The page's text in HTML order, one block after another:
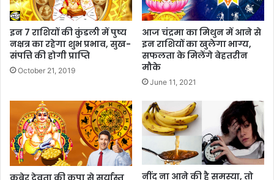
इन 7 राशियों की कुंडली में पुष्य
नक्षत्र का रहेगा शुभ प्रभाव, सुख-
संपत्ति की होगी प्राप्ति
October 21, 2019
आज चंद्रमा का मिथुन में आने से
इन राशियों का खुलेगा भाग्य,
सफलता के मिलेंगे बेहतरीन
मौके
June 11, 2021
नींद ना आने की है समस्या, तो